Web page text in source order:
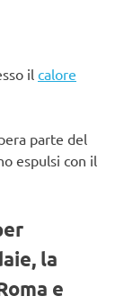
il calore
parte del
espulsi con il
la
e